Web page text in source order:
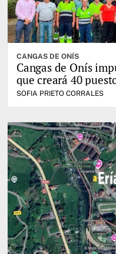
CANGAS DE ONÍS
Cangas de Onís
que creará 40
SOFIA PRIETO CORRALES